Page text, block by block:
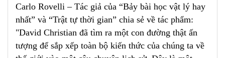
Carlo Rovelli – Tác giả của “Bảy bài học vật lý hay
nhất” và “Trật tự thời gian” chia sẻ về tác phẩm:
"David Christian đã tìm ra một con đường thật ấn
tượng để sắp xếp toàn bộ kiến thức của chúng ta về